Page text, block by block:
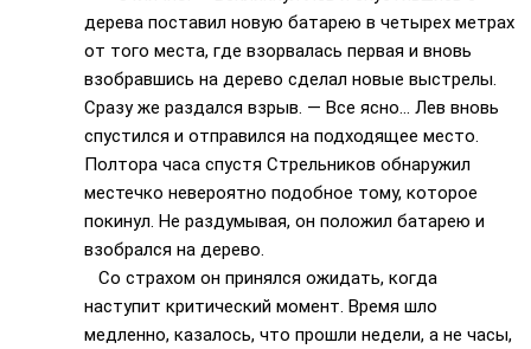
дерева поставил новую батарею в четырех метрах
от того места, где взорвалась первая и вновь
взобравшись на дерево сделал новые выстрелы.
Сразу же раздался взрыв. — Все ясно… Лев вновь
спустился и отправился на подходящее место.
Полтора часа спустя Стрельников обнаружил
местечко невероятно подобное тому, которое
покинул. Не раздумывая, он положил батарею и
взобрался на дерево.
Со страхом он принялся ожидать, когда
наступит критический момент. Время шло
медленно, казалось, что прошли недели, а не часы,